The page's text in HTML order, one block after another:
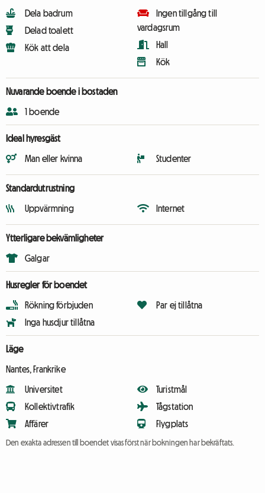
Dela badrum
Delad toalett
Kök att dela
Ingen tillgång till
vardagsrum
Hall
Kök
Nuvarande boende i bostaden
1 boende
Ideal hyresgäst
Man eller kvinna Studenter
Standardutrustning
Uppvärmning Internet
Ytterligare bekvämligheter
Galgar
Husregler för boendet
Rökning förbjuden
Inga husdjur tillåtna
Par ej tillåtna
Läge
Nantes, Frankrike
Universitet
Kollektivtrafik
Affärer
Turistmål
Tågstation
Flygplats
Den exakta adressen till boendet visas först när bokningen har bekräftats.